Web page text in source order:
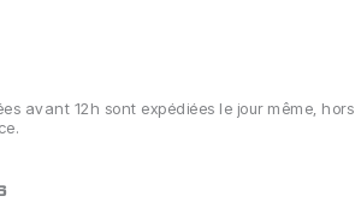
avant 12h sont expédiées le jour même,